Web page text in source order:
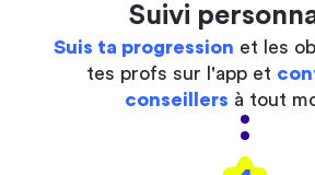
Suivi
Suis ta progression et les
tes profs sur l'app et
conseillers à tout